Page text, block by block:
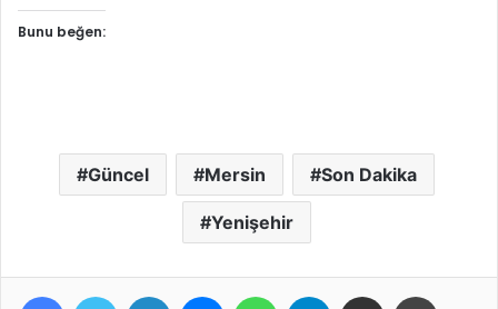
Bunu beğen:
Güncel Mersin Son Dakika
Yenişehir
FacebookTwitter LinkedIn MessengerWhatsAppTelegram E-Posta ile paylaş